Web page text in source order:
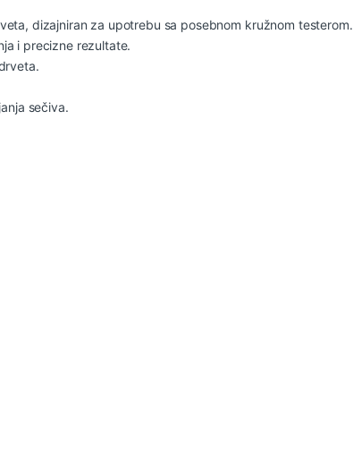
dizajniran za upotrebu sa posebnom kružnom testerom.
i precizne rezultate.
sečiva.